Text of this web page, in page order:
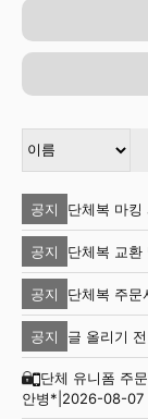
공지 단체복 마킹
공지 단체복 교환
공지 단체복 주문
공지 글 올리기
단체 유니폼 주
안병* 2026-08-07